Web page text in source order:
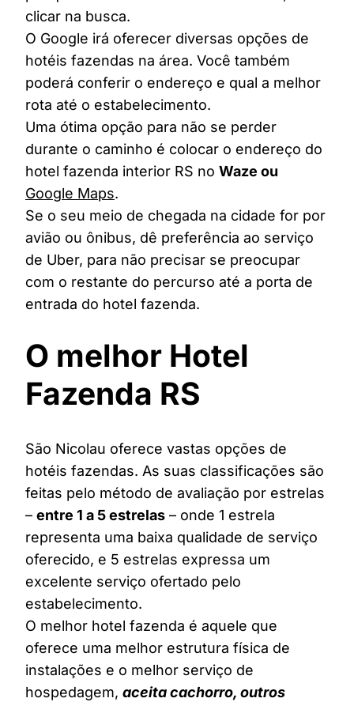
clicar na busca.
O Google irá oferecer diversas opções de
hotéis fazendas na área. Você também
poderá conferir o endereço e qual a melhor
rota até o estabelecimento.
Uma ótima opção para não se perder
durante o caminho é colocar o endereço do
hotel fazenda interior RS no Waze ou
Google Maps.
Se o seu meio de chegada na cidade for por
avião ou ônibus, dê preferência ao serviço
de Uber, para não precisar se preocupar
com o restante do percurso até a porta de
entrada do hotel fazenda.
O melhor Hotel
Fazenda RS
São Nicolau oferece vastas opções de
hotéis fazendas. As suas classificações são
feitas pelo método de avaliação por estrelas
– entre 1 a 5 estrelas – onde 1 estrela
representa uma baixa qualidade de serviço
oferecido, e 5 estrelas expressa um
excelente serviço ofertado pelo
estabelecimento.
O melhor hotel fazenda é aquele que
oferece uma melhor estrutura física de
instalações e o melhor serviço de
hospedagem, aceita cachorro, outros